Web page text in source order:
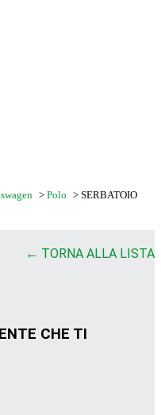
> Polo > SERBATOIO
← TORNA ALLA LISTA
CHE TI